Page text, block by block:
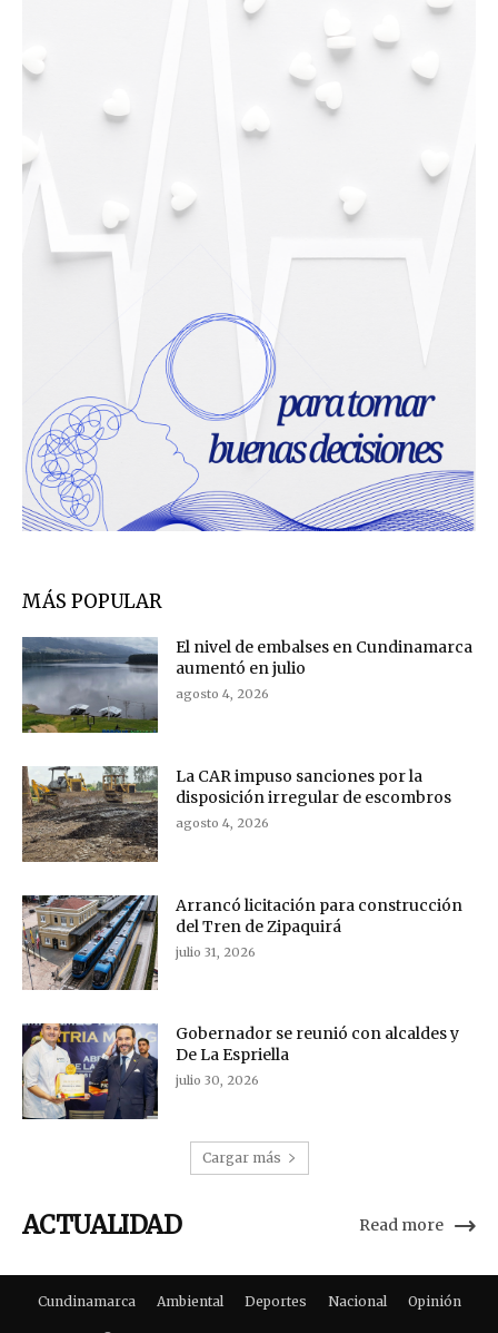
MÁS POPULAR
El nivel de embalses en Cundinamarca
aumentó en julio
agosto 4, 2026
La CAR impuso sanciones por la
disposición irregular de escombros
agosto 4, 2026
Arrancó licitación para construcción
del Tren de Zipaquirá
julio 31, 2026
Gobernador se reunió con alcaldes y
De La Espriella
julio 30, 2026
Cargar más
ACTUALIDAD Read more
Cundinamarca Ambiental Deportes Nacional Opinión